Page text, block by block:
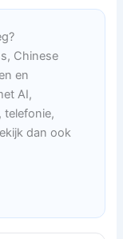
Chinese
en
AI,
telefonie,
dan ook